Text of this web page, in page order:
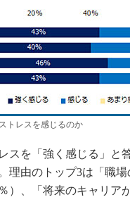
トレスを感じるのか
を「強く感じる」と
理由のトップ3は「職
）、「将来のキャリア